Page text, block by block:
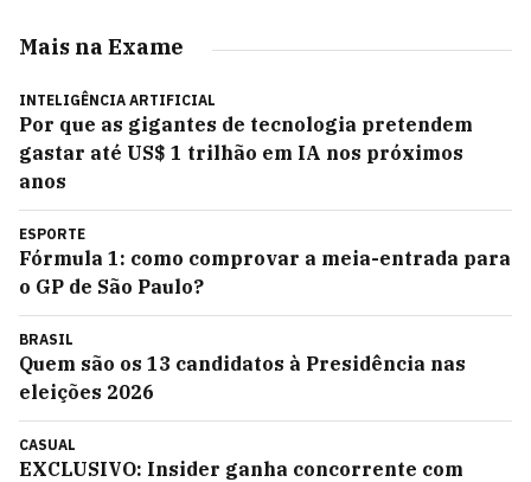
Mais na Exame
INTELIGÊNCIA ARTIFICIAL
Por que as gigantes de tecnologia pretendem
gastar até US$ 1 trilhão em IA nos próximos
anos
ESPORTE
Fórmula 1: como comprovar a meia-entrada para
o GP de São Paulo?
BRASIL
Quem são os 13 candidatos à Presidência nas
eleições 2026
CASUAL
EXCLUSIVO: Insider ganha concorrente com